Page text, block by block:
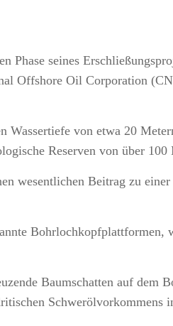
Phase seines
Offshore Oil Corporation
Wassertiefe von etwa 20
Reserven von über
wesentlichen Beitrag zu
Bohrlochkopfplattformen,
Baumschatten auf dem
Schwerölvorkommens